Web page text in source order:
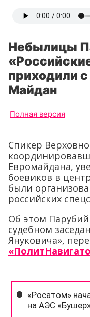
Небылицы
приходили
Майдан
Полная версия
Спикер
Евромайдана,
боевиков в
были
российских
Об этом Парубий
судебном
Януковича»,